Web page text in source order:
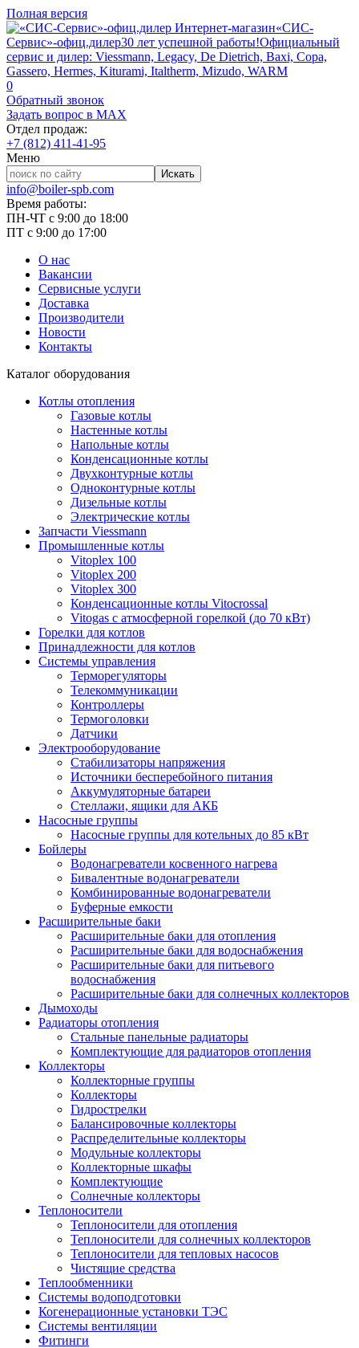
Полная версия
Интернет-магазин«СИС-
Сервис»-офиц.дилер30 лет успешной работы!Официальный
сервис и дилер: Viessmann, Legacy, De Dietrich, Baxi, Copa,
Gassero, Hermes, Kiturami, Italtherm, Mizudo, WARM
0
Обратный звонок
Задать вопрос в MAX
Отдел продаж:
+7 (812) 411-41-95
Меню
info@boiler-spb.com
Время работы:
ПН-ЧТ с 9:00 до 18:00
ПТ с 9:00 до 17:00
О нас
Вакансии
Сервисные услуги
Доставка
Производители
Новости
Контакты
Каталог оборудования
Котлы отопления
Газовые котлы
Настенные котлы
Напольные котлы
Конденсационные котлы
Двухконтурные котлы
Одноконтурные котлы
Дизельные котлы
Электрические котлы
Запчасти Viessmann
Промышленные котлы
Vitoplex 100
Vitoplex 200
Vitoplex 300
Конденсационные котлы Vitocrossal
Vitogas с атмосферной горелкой (до 70 кВт)
Горелки для котлов
Принадлежности для котлов
Системы управления
Терморегуляторы
Телекоммуникации
Контроллеры
Термоголовки
Датчики
Электрооборудование
Стабилизаторы напряжения
Источники бесперебойного питания
Аккумуляторные батареи
Стеллажи, ящики для АКБ
Насосные группы
Насосные группы для котельных до 85 кВт
Бойлеры
Водонагреватели косвенного нагрева
Бивалентные водонагреватели
Комбинированные водонагреватели
Буферные емкости
Расширительные баки
Расширительные баки для отопления
Расширительные баки для водоснабжения
Расширительные баки для питьевого
водоснабжения
Расширительные баки для солнечных коллекторов
Дымоходы
Радиаторы отопления
Стальные панельные радиаторы
Комплектующие для радиаторов отопления
Коллекторы
Коллекторные группы
Коллекторы
Гидрострелки
Балансировочные коллекторы
Распределительные коллекторы
Модульные коллекторы
Коллекторные шкафы
Комплектующие
Солнечные коллекторы
Теплоносители
Теплоносители для отопления
Теплоносители для солнечных коллекторов
Теплоносители для тепловых насосов
Чистящие средства
Теплообменники
Системы водоподготовки
Когенерационные установки ТЭС
Системы вентиляции
Фитинги